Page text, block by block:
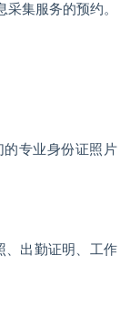
集服务的预约。
专业身份证照片
、出勤证明、工作